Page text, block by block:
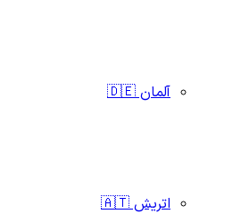
آلمان 🇩🇪
اتریش 🇦🇹